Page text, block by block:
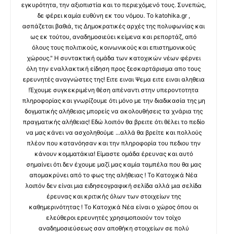
εγκυρότητα, την αξιοπιστία και το περιεχόμενό τους. Συνεπώς,
δε φέρει καμία ευθύνη εκ του νόμου. Το katohika.gr ,
ασπάζεται βαθιά, τις Δημοκρατικές αρχές της πολυφωνίας και
ως εκ τούτου, αναδημοσιεύει κείμενα και ρεπορτάζ, από
όλους τους πολιτικούς, κοινωνικούς και επιστημονικούς
χώρους." Η συντακτική ομάδα των κατοχικών νέων φέρνει
όλη την εναλλακτική είδηση προς ξεσκαρτάρισμα απο τους
ερευνητές αναγνώστες της! Ειτε ειναι Ψεμα ειτε ειναι αληθεια
!Έχουμε συγκεκριμένη θέση απέναντι στην υπεροντοτητα
πληροφορίας και γνωρίζουμε ότι μόνο με την διαδικασία της μη
δογματικής αλήθειας μπορείς να ακολουθήσεις τα χνάρια της
πραγματικής αλήθειας! Εδώ λοιπόν θα βρειτε ότι θέλει το πεδίο
να μας κάνει να ασχοληθούμε ...αλλά θα βρείτε και πολλούς
πλέον που κατανόησαν και την πληροφορία του πεδιου την
κάνουν κομματάκια! Είμαστε ομάδα έρευνας και αυτό
σημαίνει ότι δεν έχουμε μαζί μας καμία ταμπέλα που θα μας
απομακρύνει από το φως της αλήθειας ! Το Κατοχικά Νέα
λοιπόν δεν είναι μια ειδησεογραφική σελίδα αλλά μια σελίδα
έρευνας και κριτικής όλων των στοιχείων της
καθημερινότητας ! Το Κατοχικά Νέα είναι ο χώρος όπου οι
ελεύθεροι ερευνητές χρησιμοποιούν τον τοίχο
αναδημοσιεύσεως σαν αποθήκη στοιχείων σε πολύ